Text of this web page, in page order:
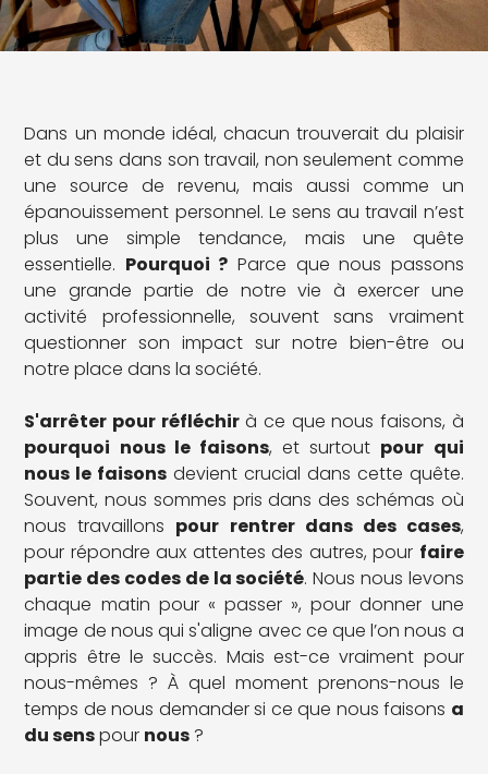
Dans un monde idéal, chacun trouverait du plaisir
et du sens dans son travail, non seulement comme
une source de revenu, mais aussi comme un
épanouissement personnel. Le sens au travail n’est
plus une simple tendance, mais une quête
essentielle. Pourquoi ? Parce que nous passons
une grande partie de notre vie à exercer une
activité professionnelle, souvent sans vraiment
questionner son impact sur notre bien-être ou
notre place dans la société.
S'arrêter pour réfléchirà ce que nous faisons, à
pourquoi nous le faisons, et surtout pour qui
nous le faisons devient crucial dans cette quête.
Souvent, nous sommes pris dans des schémas où
nous travaillons pour rentrer dans des cases,
pour répondre aux attentes des autres, pour faire
partie des codes de la société. Nous nous levons
chaque matin pour « passer », pour donner une
image de nous qui s'aligne avec ce que l’on nous a
appris être le succès. Mais est-ce vraiment pour
nous-mêmes ? À quel moment prenons-nous le
temps de nous demander si ce que nous faisons a
du senspour nous ?